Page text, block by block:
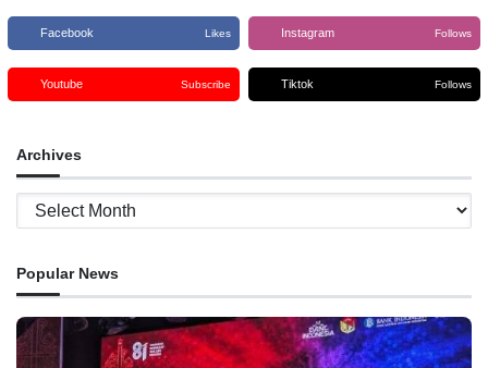
Facebook Likes Instagram Follows
Youtube Subscribe Tiktok Follows
Archives
Archives
Popular News